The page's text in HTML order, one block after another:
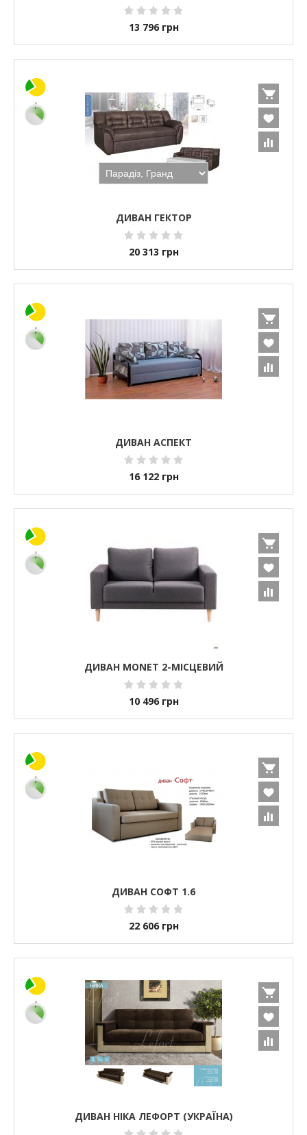
13 796 грн
ДИВАН ГЕКТОР
20 313 грн
ДИВАН АСПЕКТ
16 122 грн
ДИВАН MONET 2-МІСЦЕВИЙ
10 496 грн
ДИВАН СОФТ 1.6
22 606 грн
ДИВАН НІКА ЛЕФОРТ (УКРАЇНА)